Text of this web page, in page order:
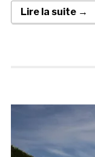
Lire la suite →